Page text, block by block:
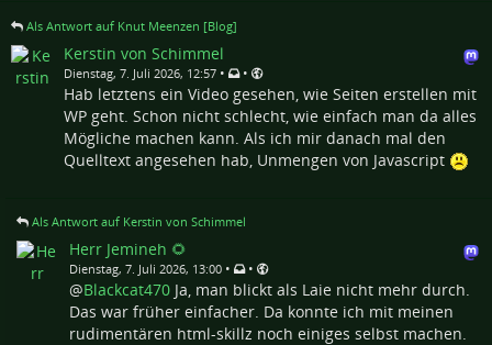
Als Antwort auf Knut Meenzen [Blog]
Kerstin von Schimmel
Dienstag, 7. Juli 2026, 12:57 • •
Hab letztens ein Video gesehen, wie Seiten erstellen mit
WP geht. Schon nicht schlecht, wie einfach man da alles
Mögliche machen kann. Als ich mir danach mal den
Quelltext angesehen hab, Unmengen von Javascript
Als Antwort auf Kerstin von Schimmel
Herr Jemineh 🌻
Dienstag, 7. Juli 2026, 13:00 • •
@Blackcat470 Ja, man blickt als Laie nicht mehr durch.
Das war früher einfacher. Da konnte ich mit meinen
rudimentären html-skillz noch einiges selbst machen.